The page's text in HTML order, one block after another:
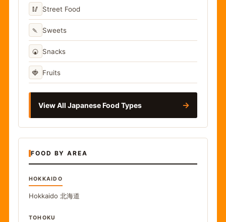
🥢 Street Food
🍡 Sweets
🍘 Snacks
🍓 Fruits
View All Japanese Food Types →
FOOD BY AREA
HOKKAIDO
Hokkaido 北海道
TOHOKU